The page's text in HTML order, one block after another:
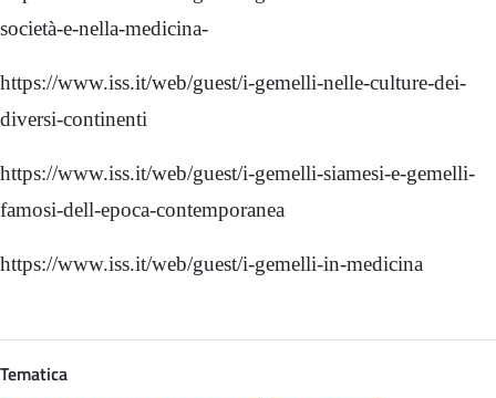
società-e-nella-medicina-
https://www.iss.it/web/guest/i-gemelli-nelle-culture-dei-
diversi-continenti
https://www.iss.it/web/guest/i-gemelli-siamesi-e-gemelli-
famosi-dell-epoca-contemporanea
https://www.iss.it/web/guest/i-gemelli-in-medicina
Tematica